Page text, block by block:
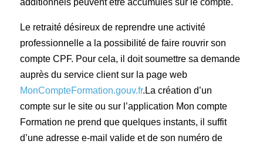
additionnels peuvent être accumulés sur le compte.
Le retraité désireux de reprendre une activité
professionnelle a la possibilité de faire rouvrir son
compte CPF. Pour cela, il doit soumettre sa demande
auprès du service client sur la page web
MonCompteFormation.gouv.fr.La création d’un
compte sur le site ou sur l’application Mon compte
Formation ne prend que quelques instants, il suffit
d’une adresse e-mail valide et de son numéro de